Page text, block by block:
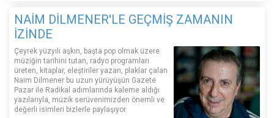
NAİM DİLMENER'LE GEÇMİŞ ZAMANIN
İZİNDE
Çeyrek yüzyılı aşkın, başta pop olmak üzere
müziğin tarihini tutan, radyo programları
üreten, kitaplar, eleştiriler yazan, plaklar çalan
Naim Dilmener bu uzun yürüyüşün Gazete
Pazar ile Radikal adımlarında kaleme aldığı
yazılarıyla, müzik serüvenimizden önemli ve
değerli isimleri bizlerle paylaşıyor.